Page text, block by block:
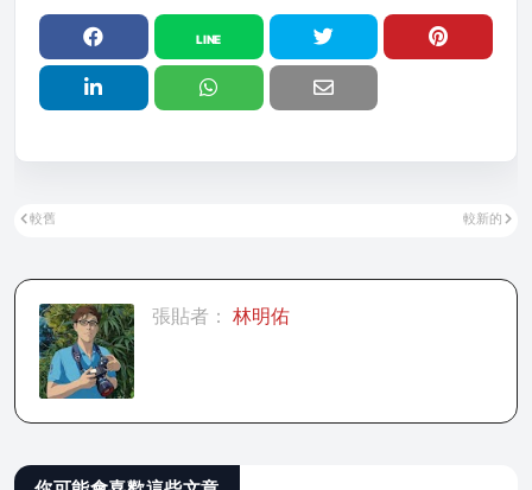
較新的
較舊
張貼者： 林明佑